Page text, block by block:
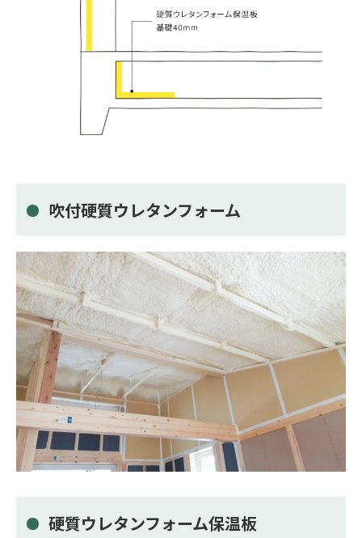
吹付硬質ウレタンフォーム
硬質ウレタンフォーム保温板